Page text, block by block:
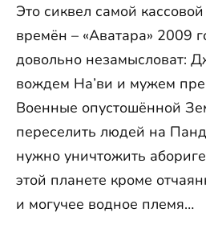
Это сиквел самой
времён – «Аватара» 2009
довольно незамысловат:
вождем На’ви и мужем
Военные опустошённой
переселить людей на
нужно уничтожить
этой планете кроме
и могучее водное племя…